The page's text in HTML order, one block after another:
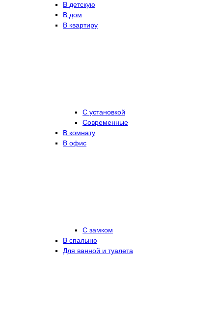
В детскую
В дом
В квартиру
С установкой
Современные
В комнату
В офис
С замком
В спальню
Для ванной и туалета